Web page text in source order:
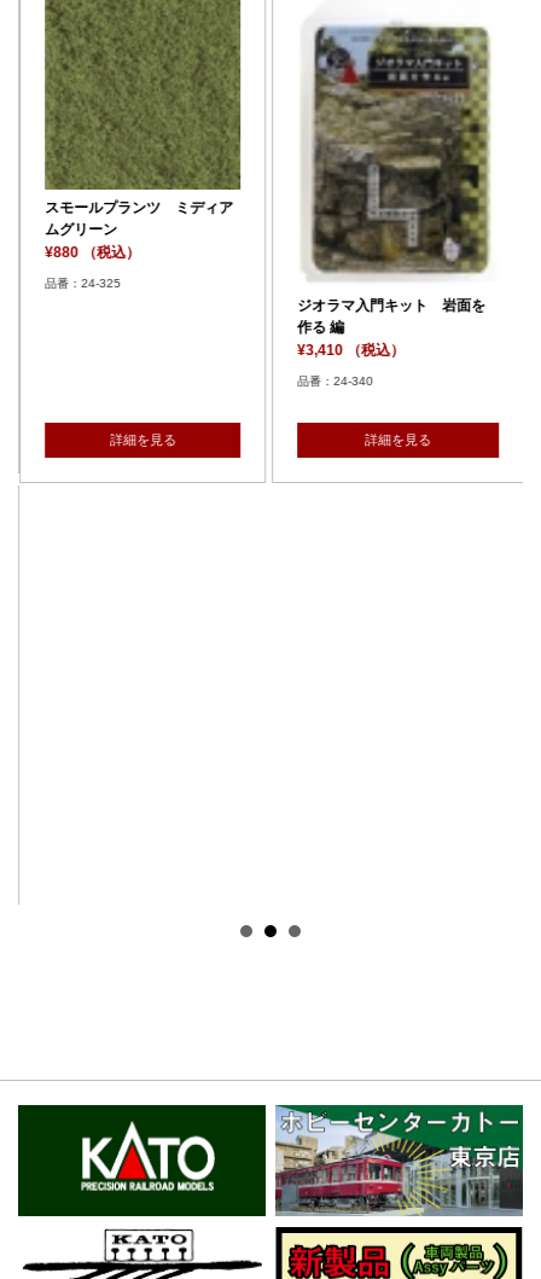
スモールプランツ ミディア
ムグリーン
¥880 （税込）
品番：24-325
詳細を見る
ジオラマ入門キット 岩面を
作る 編
¥3,410 （税込）
品番：24-340
詳細を見る